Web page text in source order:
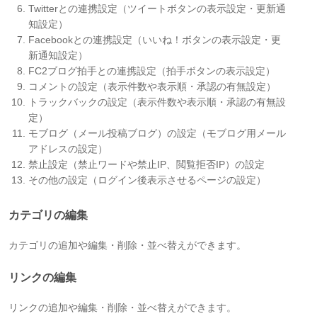
Twitterとの連携設定（ツイートボタンの表示設定・更新通
知設定）
Facebookとの連携設定（いいね！ボタンの表示設定・更
新通知設定）
FC2ブログ拍手との連携設定（拍手ボタンの表示設定）
コメントの設定（表示件数や表示順・承認の有無設定）
トラックバックの設定（表示件数や表示順・承認の有無設
定）
モブログ（メール投稿ブログ）の設定（モブログ用メール
アドレスの設定）
禁止設定（禁止ワードや禁止IP、閲覧拒否IP）の設定
その他の設定（ログイン後表示させるページの設定）
カテゴリの編集
カテゴリの追加や編集・削除・並べ替えができます。
リンクの編集
リンクの追加や編集・削除・並べ替えができます。